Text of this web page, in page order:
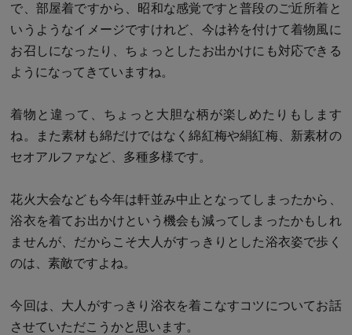
で、部屋着ですから、昭和な感覚ですと普段のご近所着と
いうようなイメージですけれど、今は衿を付けて着物風に
お召しになったり、ちょっとしたお出かけにも対応できる
ようになってきていますね。
着物と違って、ちょっと大胆な柄が楽しめたりもします
ね。また素材も綿だけではなく綿紅梅や絹紅梅、新素材の
セオアルファなど、多種多様です。
花火大会なども今年は軒並み中止となってしまったから、
浴衣を着てお出かけという機会も減ってしまったかもしれ
ませんが、だからこそ大人がすっきりとした浴衣姿で歩く
のは、素敵ですよね。
今回は、大人がすっきり浴衣を着こなすコツについてお話
させていただこうかと思います。